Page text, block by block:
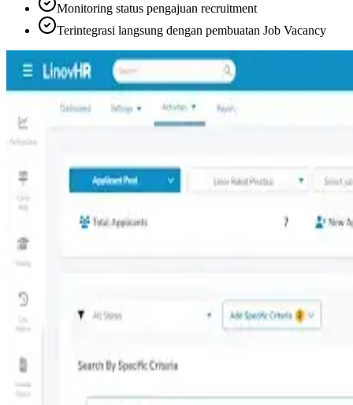
Monitoring status pengajuan recruitment
Terintegrasi langsung dengan pembuatan Job Vacancy